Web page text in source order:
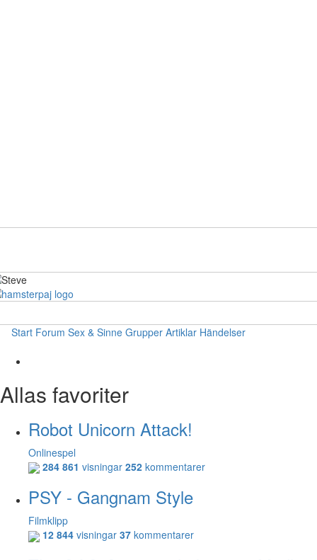
Start Forum Sex & Sinne Grupper Artiklar Händelser
Allas favoriter
Robot Unicorn Attack!
Onlinespel
284 861 visningar 252 kommentarer
PSY - Gangnam Style
Filmklipp
12 844 visningar 37 kommentarer